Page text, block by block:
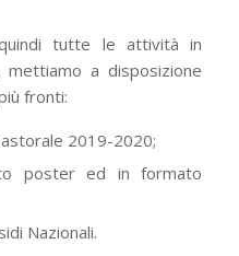
tutte le attività in
a disposizione
fronti:
2019-2020;
poster ed in formato
Nazionali.